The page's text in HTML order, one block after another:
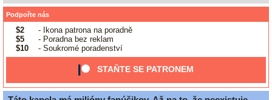
Podpořte nás
$2
- Ikona patrona na poradně
$5
- Poradna bez reklam
$10
- Soukromé poradenství
STAŇTE SE PATRONEM